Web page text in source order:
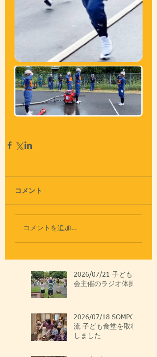
コメント
コメントを追加…
2026/07/21 子ども
会主催のラジオ体操
2026/07/18 SOMPO
流 子ども食堂を取材
しました